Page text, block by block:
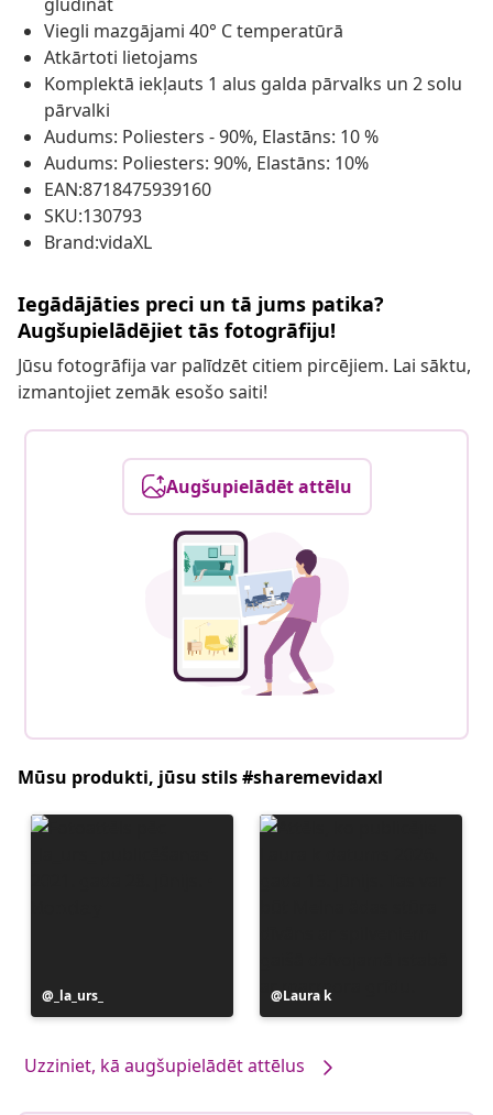
Viegli mazgājami 40° C temperatūrā
Atkārtoti lietojams
Komplektā iekļauts 1 alus galda pārvalks un 2 solu
pārvalki
Audums: Poliesters - 90%, Elastāns: 10 %
Audums: Poliesters: 90%, Elastāns: 10%
EAN:8718475939160
SKU:130793
Brand:vidaXL
Iegādājāties preci un tā jums patika?
Augšupielādējiet tās fotogrāfiju!
Jūsu fotogrāfija var palīdzēt citiem pircējiem. Lai sāktu,
izmantojiet zemāk esošo saiti!
Augšupielādēt attēlu
Mūsu produkti, jūsu stils #sharemevidaxl
Ierakstu
publicējis
_la_urs_
Ierakstu
publicējis
Laura k
Uzziniet, kā augšupielādēt attēlus